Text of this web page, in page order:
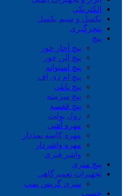
الکتریکی
بکسل و سیم بکسل
پنچرگیری
پیچ
پیچ آچار خور
پیچ آلن خور
پیچ استوانه
پیچ ام دی اف
پیچ پانلی
پیچ سرمته
پیچ قفسه
رول بولت
مهره آهنی
مهره کاسه نمددار
مهره واشردار
واشر فنری
پیچ متری
تجهیزات تعمیرگاهی
سری گریس پمپ
چسب